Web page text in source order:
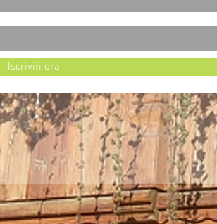
Iscriviti ora